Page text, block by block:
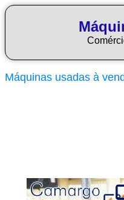
Máquinas usadas à